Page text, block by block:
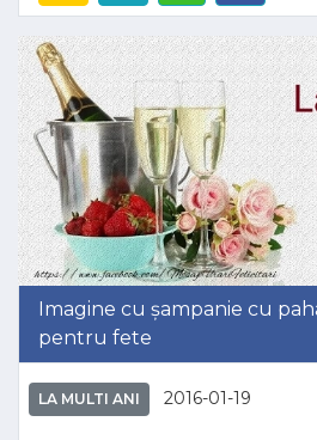
Imagine cu șampanie cu
pentru fete
LA MULTI ANI 2016-01-19